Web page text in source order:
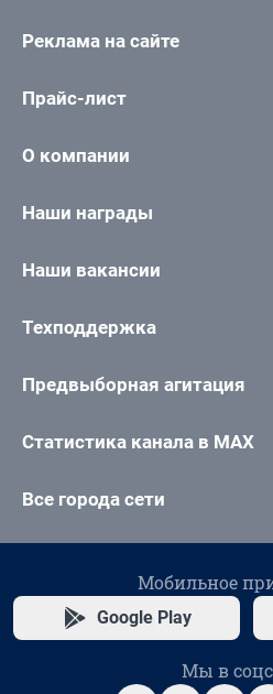
Реклама на сайте
Прайс-лист
О компании
Наши награды
Наши вакансии
Техподдержка
Предвыборная агитация
Статистика канала в MAX
Все города сети
Мобильное
Google Play
Мы в